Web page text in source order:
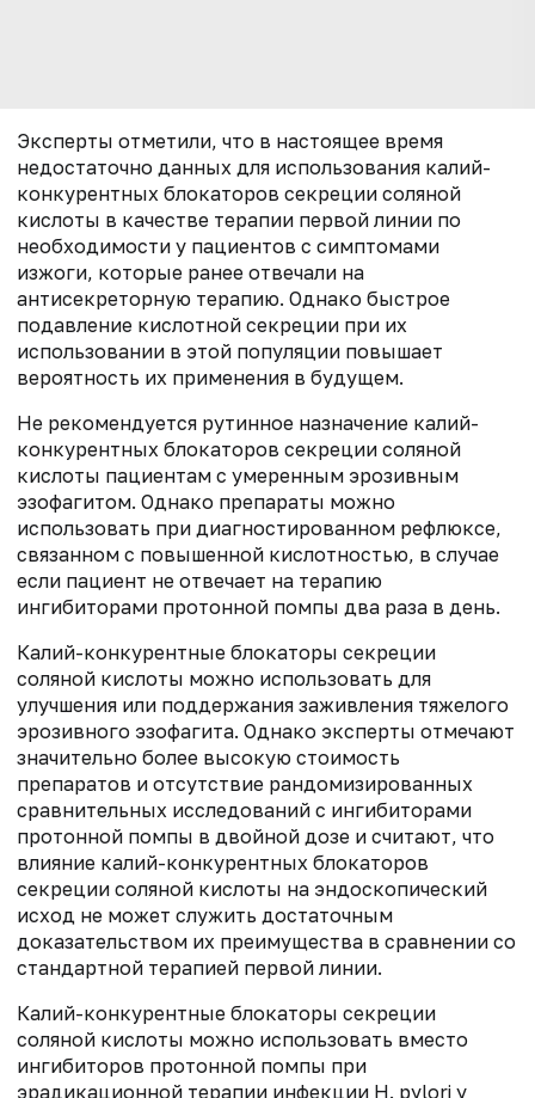
Эксперты отметили, что в настоящее время
недостаточно данных для использования калий-
конкурентных блокаторов секреции соляной
кислоты в качестве терапии первой линии по
необходимости у пациентов с симптомами
изжоги, которые ранее отвечали на
антисекреторную терапию. Однако быстрое
подавление кислотной секреции при их
использовании в этой популяции повышает
вероятность их применения в будущем.
Не рекомендуется рутинное назначение калий-
конкурентных блокаторов секреции соляной
кислоты пациентам с умеренным эрозивным
эзофагитом. Однако препараты можно
использовать при диагностированном рефлюксе,
связанном с повышенной кислотностью, в случае
если пациент не отвечает на терапию
ингибиторами протонной помпы два раза в день.
Калий-конкурентные блокаторы секреции
соляной кислоты можно использовать для
улучшения или поддержания заживления тяжелого
эрозивного эзофагита. Однако эксперты отмечают
значительно более высокую стоимость
препаратов и отсутствие рандомизированных
сравнительных исследований с ингибиторами
протонной помпы в двойной дозе и считают, что
влияние калий-конкурентных блокаторов
секреции соляной кислоты на эндоскопический
исход не может служить достаточным
доказательством их преимущества в сравнении со
стандартной терапией первой линии.
Калий-конкурентные блокаторы секреции
соляной кислоты можно использовать вместо
ингибиторов протонной помпы при
эрадикационной терапии инфекции H. pylori у